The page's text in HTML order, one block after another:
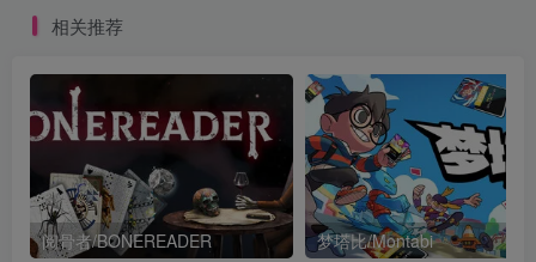
相关推荐
阅骨者/BONEREADER 梦塔比/Montabi